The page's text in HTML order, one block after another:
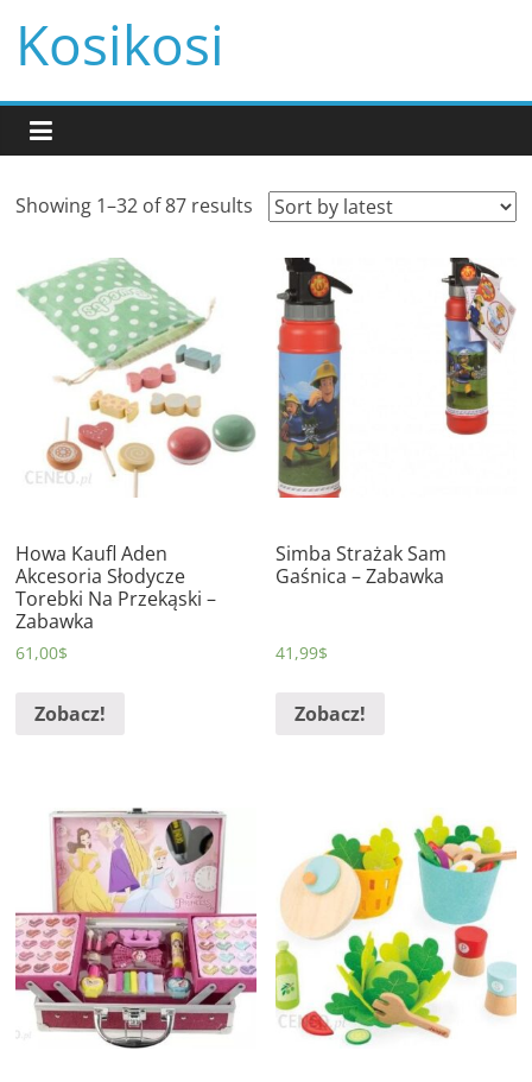
treści
Kosikosi
Showing 1–32 of 87 results
Howa Kaufl Aden
Akcesoria Słodycze
Torebki Na Przekąski –
Zabawka
61,00$
Zobacz!
Simba Strażak Sam
Gaśnica – Zabawka
41,99$
Zobacz!